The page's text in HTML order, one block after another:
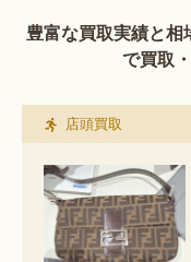
豊富な買取実績と
で買取
店頭買取